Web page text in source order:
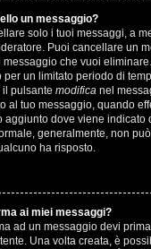
un messaggio?
solo i tuoi messaggi, a
Puoi cancellare un
che vuoi
per un limitato periodo di
pulsante modifica nel
al tuo messaggio, quando
aggiunto dove viene indicato
generalmente, non
ha risposto.
ai miei messaggi?
ad un messaggio devi
Una volta creata, è